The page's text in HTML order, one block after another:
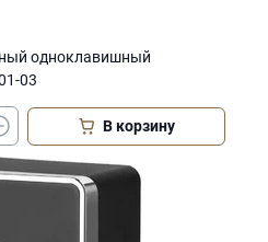
одноклавишный
03
В корзину